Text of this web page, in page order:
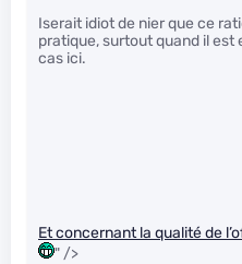
Iserait idiot de nier que ce
pratique, surtout quand il est
cas ici.
Et concernant la qualité de
" />